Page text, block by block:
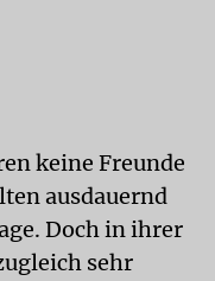
keine Freunde
ausdauernd
Doch in ihrer
sehr